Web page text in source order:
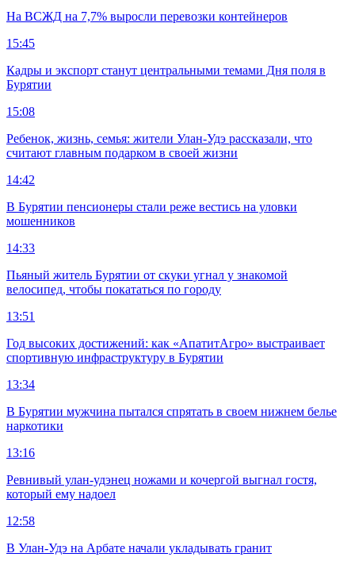
На ВСЖД на 7,7% выросли перевозки контейнеров
15:45
Кадры и экспорт станут центральными темами Дня поля в
Бурятии
15:08
Ребенок, жизнь, семья: жители Улан-Удэ рассказали, что
считают главным подарком в своей жизни
14:42
В Бурятии пенсионеры стали реже вестись на уловки
мошенников
14:33
Пьяный житель Бурятии от скуки угнал у знакомой
велосипед, чтобы покататься по городу
13:51
Год высоких достижений: как «АпатитАгро» выстраивает
спортивную инфраструктуру в Бурятии
13:34
В Бурятии мужчина пытался спрятать в своем нижнем белье
наркотики
13:16
Ревнивый улан-удэнец ножами и кочергой выгнал гостя,
который ему надоел
12:58
В Улан-Удэ на Арбате начали укладывать гранит